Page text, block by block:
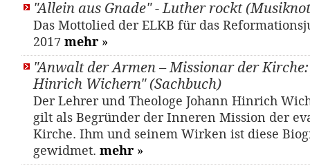
"Allein aus Gnade" - Luther rockt
Das Mottolied der ELKB für das
2017 mehr »
"Anwalt der Armen – Missionar der
Hinrich Wichern" (Sachbuch)
Der Lehrer und Theologe Johann Hinrich
gilt als Begründer der Inneren Mission der
Kirche. Ihm und seinem Wirken ist diese
gewidmet. mehr »